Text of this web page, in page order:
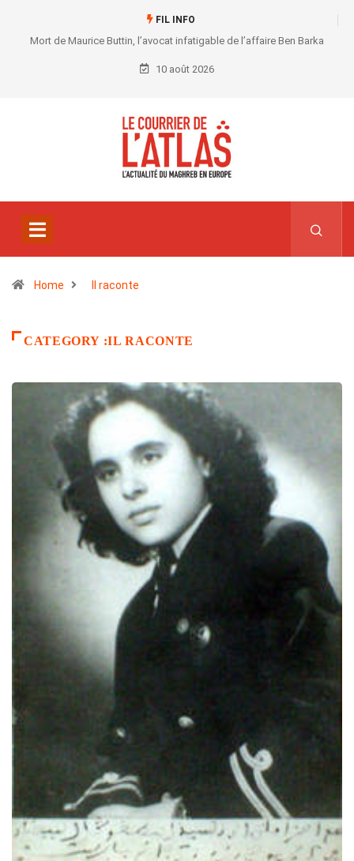
FIL INFO
Mort de Maurice Buttin, l’avocat infatigable de l’affaire Ben Barka
10 août 2026
Home Il raconte
CATEGORY :IL RACONTE